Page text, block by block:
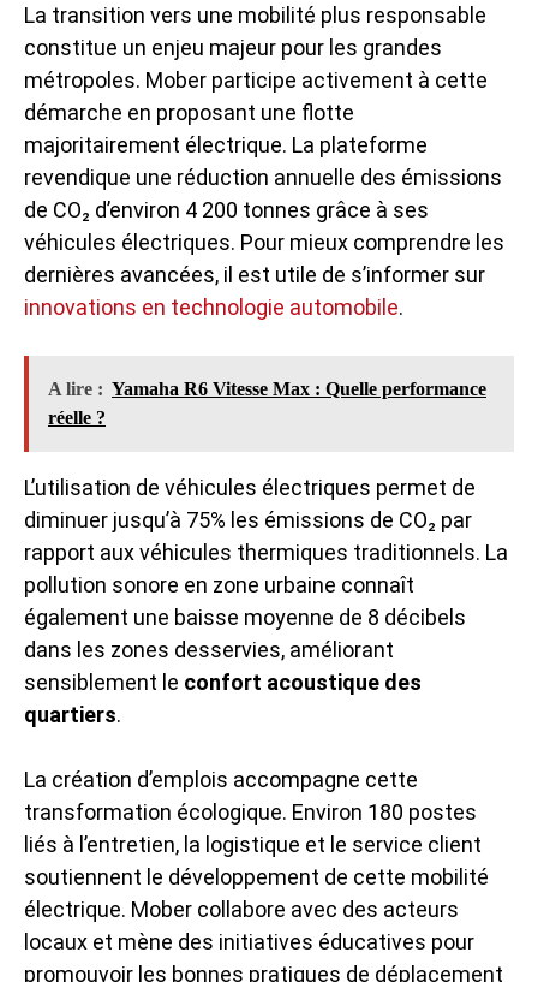
La transition vers une mobilité plus responsable
constitue un enjeu majeur pour les grandes
métropoles. Mober participe activement à cette
démarche en proposant une flotte
majoritairement électrique. La plateforme
revendique une réduction annuelle des émissions
de CO₂ d’environ 4 200 tonnes grâce à ses
véhicules électriques. Pour mieux comprendre les
dernières avancées, il est utile de s’informer sur
innovations en technologie automobile.
A lire : Yamaha R6 Vitesse Max : Quelle performance
réelle ?
L’utilisation de véhicules électriques permet de
diminuer jusqu’à 75% les émissions de CO₂ par
rapport aux véhicules thermiques traditionnels. La
pollution sonore en zone urbaine connaît
également une baisse moyenne de 8 décibels
dans les zones desservies, améliorant
sensiblement le confort acoustique des
quartiers.
La création d’emplois accompagne cette
transformation écologique. Environ 180 postes
liés à l’entretien, la logistique et le service client
soutiennent le développement de cette mobilité
électrique. Mober collabore avec des acteurs
locaux et mène des initiatives éducatives pour
promouvoir les bonnes pratiques de déplacement